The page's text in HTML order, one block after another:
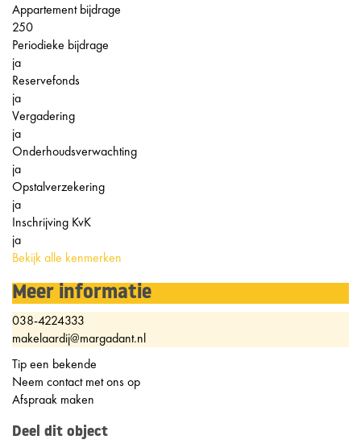
Appartement bijdrage
250
Periodieke bijdrage
ja
Reservefonds
ja
Vergadering
ja
Onderhoudsverwachting
ja
Opstalverzekering
ja
Inschrijving KvK
ja
Bekijk alle kenmerken
Meer informatie
038-4224333
makelaardij@margadant.nl
Tip een bekende
Neem contact met ons op
Afspraak maken
Deel dit object